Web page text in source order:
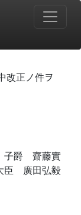
改正ノ件ヲ
子爵 齋藤實
臣 廣田弘毅